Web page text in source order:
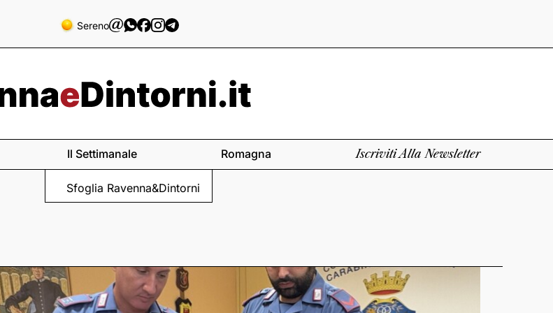
Sereno
Il Settimanale
Sfoglia Ravenna&Dintorni
Romagna Iscriviti Alla Newsletter